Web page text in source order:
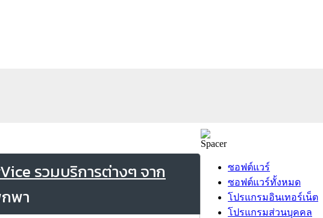
รวมบริการต่างๆ จาก
ซอฟต์แวร์
ซอฟต์แวร์ทั้งหมด
โปรแกรมอินเทอร์เน็ต
โปรแกรมส่วนบุคคล